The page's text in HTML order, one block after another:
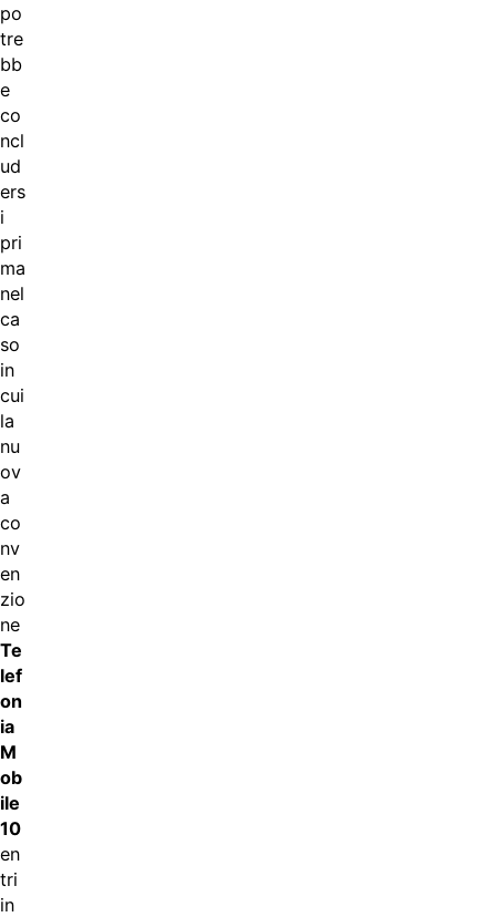
po
tre
bb
e
co
ncl
ud
ers
i
pri
ma
nel
ca
so
in
cui
la
nu
ov
a
co
nv
en
zio
ne
Te
lef
on
ia
M
ob
ile
10
en
tri
in